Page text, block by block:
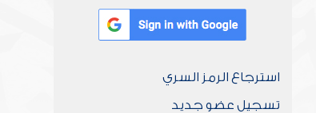
استرجاع الرمز السري
تسجيل عضو جديد